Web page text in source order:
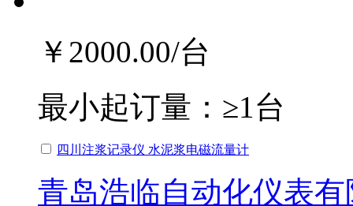
￥2000.00/台
最小起订量： ≥1台
四川注浆记录仪 水泥浆电磁流量计
青岛浩临自动化仪表